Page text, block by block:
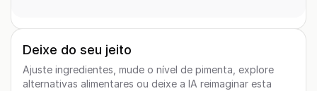
Deixe do seu jeito
Ajuste ingredientes, mude o nível de pimenta, explore
alternativas alimentares ou deixe a IA reimaginar esta